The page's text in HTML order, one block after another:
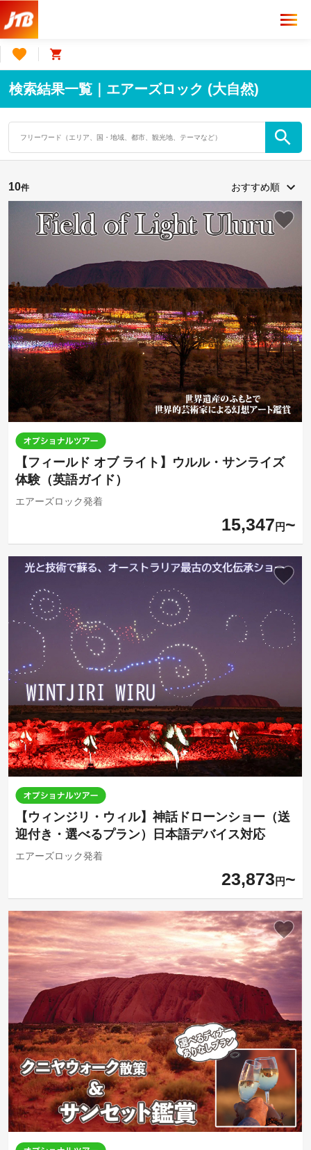
検索結果一覧｜エアーズロック (大自然)
10件
【フィールド オブ ライト】ウルル・サンライズ
体験（英語ガイド）
エアーズロック発着
15,347 円
【ウィンジリ・ウィル】神話ドローンショー（送
迎付き・選べるプラン）日本語デバイス対応
エアーズロック発着
23,873 円